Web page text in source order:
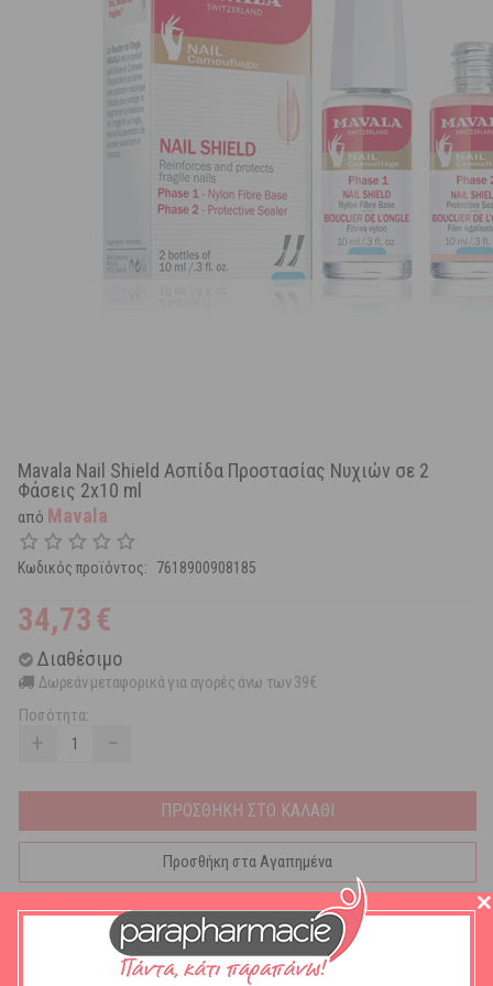
Mavala Nail Shield Ασπίδα Προστασίας Νυχιών σε 2
Φάσεις 2x10 ml
από Mavala
Κωδικός προϊόντος: 7618900908185
34,73€
Διαθέσιμο
Δωρεάν μεταφορικά για αγορές άνω των 39€
Ποσότητα:
+ −
ΠΡΟΣΘΗΚΗ ΣΤΟ ΚΑΛΑΘΙ
Προσθήκη στα Αγαπημένα
Ασπίδα Νυχιών σε 2 φάσεις, για λεπτά ευαίσθητα νύχια.
Η φάση 1 περιέχει νάιλον ίνες και δημιουργεί προστατευτικό
πλέγμα στην επιφάνεια του νυχιού, θωρακίζοντάς το.